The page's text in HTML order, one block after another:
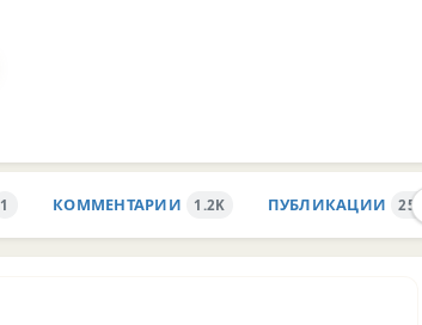
1 КОММЕНТАРИИ 1.2K ПУБЛИКАЦИИ 252